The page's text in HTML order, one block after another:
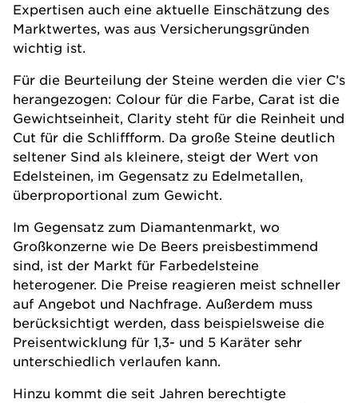
Expertisen auch eine aktuelle Einschätzung des
Marktwertes, was aus Versicherungsgründen
wichtig ist.
Für die Beurteilung der Steine werden die vier C’s
herangezogen: Colour für die Farbe, Carat ist die
Gewichtseinheit, Clarity steht für die Reinheit und
Cut für die Schliffform. Da große Steine deutlich
seltener Sind als kleinere, steigt der Wert von
Edelsteinen, im Gegensatz zu Edelmetallen,
überproportional zum Gewicht.
Im Gegensatz zum Diamantenmarkt, wo
Großkonzerne wie De Beers preisbestimmend
sind, ist der Markt für Farbedelsteine
heterogener. Die Preise reagieren meist schneller
auf Angebot und Nachfrage. Außerdem muss
berücksichtigt werden, dass beispielsweise die
Preisentwicklung für 1,3- und 5 Karäter sehr
unterschiedlich verlaufen kann.
Hinzu kommt die seit Jahren berechtigte